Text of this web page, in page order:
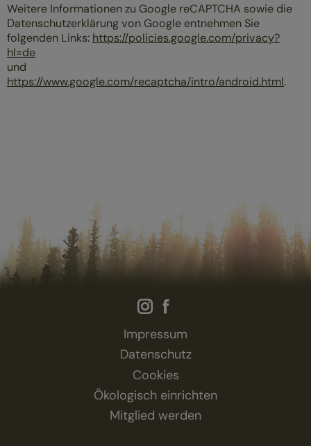
Weitere Informationen zu Google reCAPTCHA sowie die
Datenschutzerklärung von Google entnehmen Sie
folgenden Links: https://policies.google.com/privacy?
hl=de
und
https://www.google.com/recaptcha/intro/android.html.
Impressum
Datenschutz
Cookies
Ökologisch einrichten
Mitglied werden